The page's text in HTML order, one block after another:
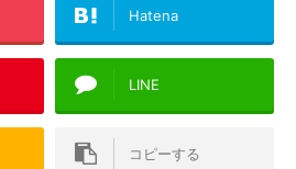
Hatena
LINE
コピーする